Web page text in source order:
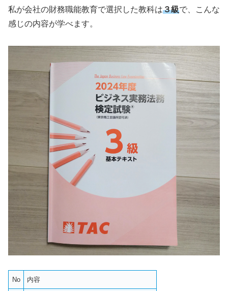
私が会社の財務職能教育で選択した教科は３級で、こんな
感じの内容が学べます。
No 内容